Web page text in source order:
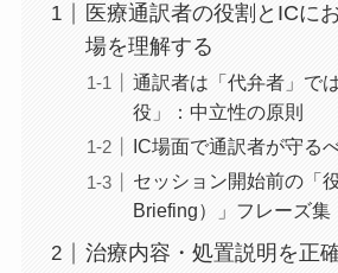
医療通訳者の役割とICに
場を理解する
通訳者は「代弁者」で
役」：中立性の原則
IC場面で通訳者が守る
セッション開始前の「
Briefing）」フレーズ集
治療内容・処置説明を正